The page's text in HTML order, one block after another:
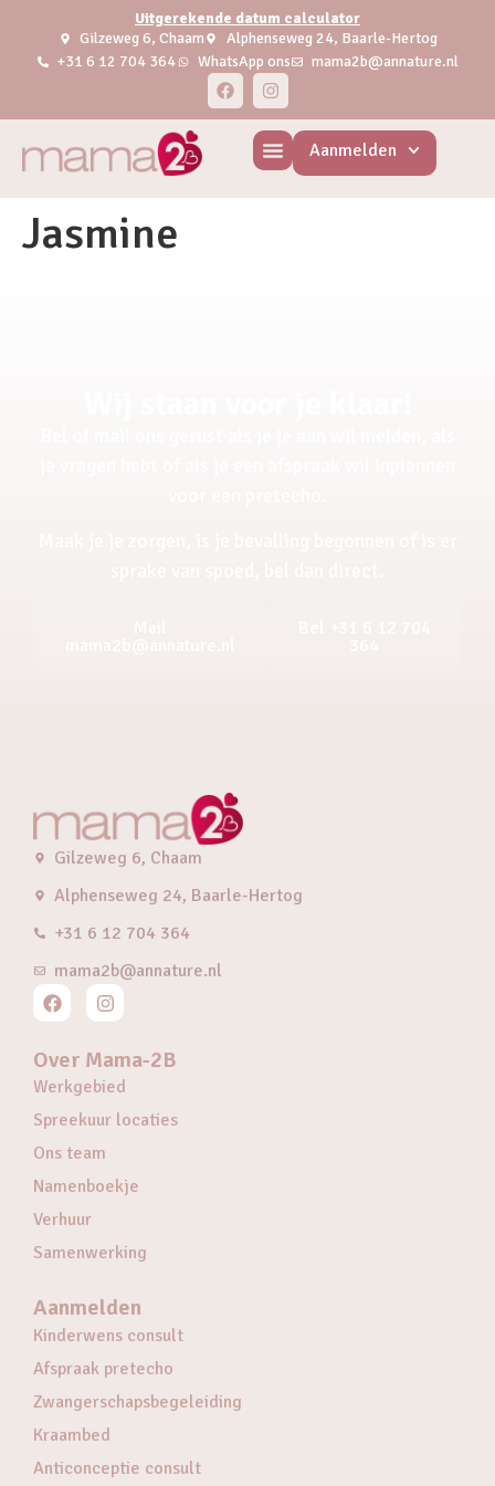
Uitgerekende datum calculator
Gilzeweg 6, Chaam
Alphenseweg 24, Baarle-Hertog
+31 6 12 704 364
WhatsApp ons mama2b@annature.nl
Aanmelden
Jasmine
Gilzeweg 6, Chaam
Alphenseweg 24, Baarle-Hertog
+31 6 12 704 364
mama2b@annature.nl
Over Mama-2B
Werkgebied
Spreekuur locaties
Ons team
Namenboekje
Verhuur
Samenwerking
Aanmelden
Kinderwens consult
Afspraak pretecho
Zwangerschapsbegeleiding
Kraambed
Anticonceptie consult